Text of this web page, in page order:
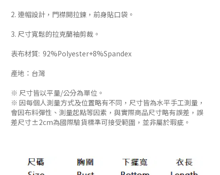
2. 連帽設計，門襟開拉鍊，前身貼口袋。
3. 尺寸寬鬆的拉克蘭袖剪裁。
表布材質: 92%Polyester+8%Spandex
產地：台灣
※ 尺寸皆以平量/公分為單位。
※ 因每個人測量方式及位置略有不同，尺寸皆為水平手工測量，
會因布料彈性、測量起點等因素，與實際商品尺寸略有誤差，誤
差尺寸±2cm為國際驗貨標準可接受範圍，並非屬於瑕疵。